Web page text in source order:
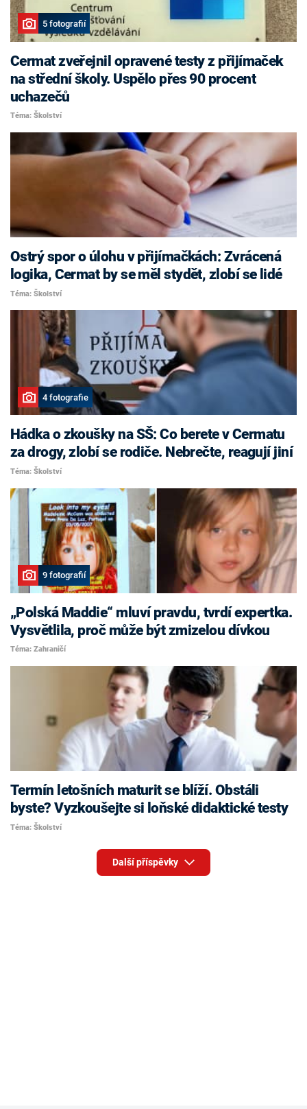
5 fotografií
Cermat zveřejnil opravené testy z přijímaček
na střední školy. Uspělo přes 90 procent
uchazečů
Téma: Školství
Ostrý spor o úlohu v přijímačkách: Zvrácená
logika, Cermat by se měl stydět, zlobí se lidé
Téma: Školství
4 fotografie
Hádka o zkoušky na SŠ: Co berete v Cermatu
za drogy, zlobí se rodiče. Nebrečte, reagují jiní
Téma: Školství
9 fotografií
„Polská Maddie“ mluví pravdu, tvrdí expertka.
Vysvětlila, proč může být zmizelou dívkou
Téma: Zahraničí
Termín letošních maturit se blíží. Obstáli
byste? Vyzkoušejte si loňské didaktické testy
Téma: Školství
Další příspěvky